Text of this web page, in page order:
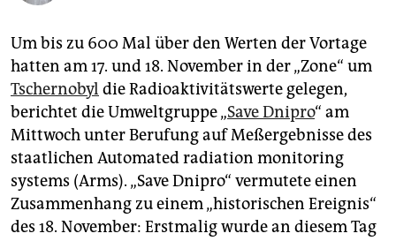
unterstützen
abo
genossenschaft
epaper login
Um bis zu 600 Mal über den Werten der Vortage
hatten am 17. und 18. November in der „Zone“ um
Tschernobyl die Radioaktivitätswerte gelegen,
berichtet die Umweltgruppe „Save Dnipro“ am
Mittwoch unter Berufung auf Meßergebnisse des
staatlichen Automated radiation monitoring
systems (Arms). „Save Dnipro“ vermutete einen
Zusammenhang zu einem „historischen Ereignis“
des 18. November: Erstmalig wurde an diesem Tag